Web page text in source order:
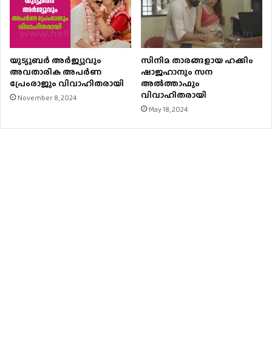
യുട്യൂബർ അര്‍ജ്യുവും
അവതാരിക അപർണ
പ്രേംരാജും വിവാഹിതരായി
November 8, 2024
സിനിമ താരങ്ങളായ ഹക്കിം
ഷാജഹാനും സന
അൽത്താഫും
വിവാഹിതരായി
May 18, 2024